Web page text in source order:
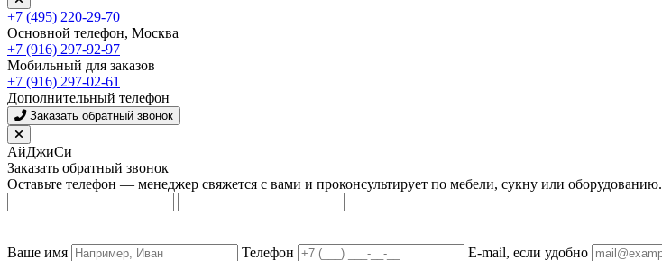
+7 (495) 220-29-70
Основной телефон, Москва
+7 (916) 297-92-97
Мобильный для заказов
+7 (916) 297-02-61
Дополнительный телефон
Заказать обратный звонок
АйДжиСи
Заказать обратный звонок
Оставьте телефон — менеджер свяжется с вами и проконсультирует по мебели, сукну или оборудованию.
Ваше имя Телефон E-mail, если удобно